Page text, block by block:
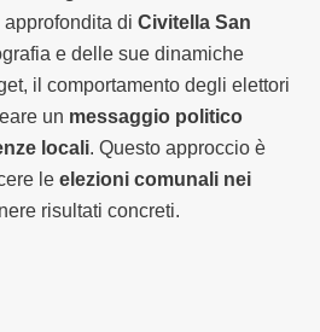
approfondita di Civitella San
e delle sue dinamiche
il comportamento degli elettori
un messaggio politico
locali. Questo approccio è
le elezioni comunali nei
risultati concreti.